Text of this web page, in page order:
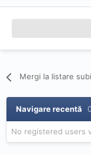
Mergi la listare
Navigare recentă
No registered users